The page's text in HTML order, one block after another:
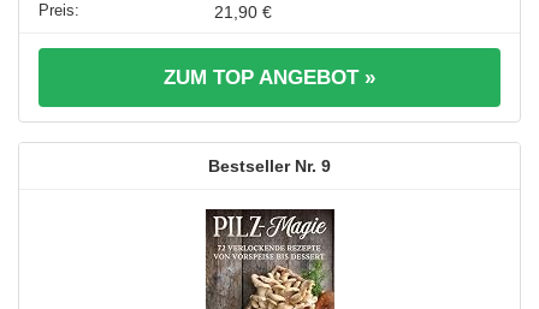
21,90 €
ZUM TOP ANGEBOT »
9